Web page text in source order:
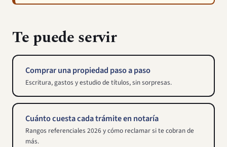
Te puede servir
Comprar una propiedad paso a paso
Escritura, gastos y estudio de títulos, sin sorpresas.
Cuánto cuesta cada trámite en notaría
Rangos referenciales 2026 y cómo reclamar si te cobran de
más.